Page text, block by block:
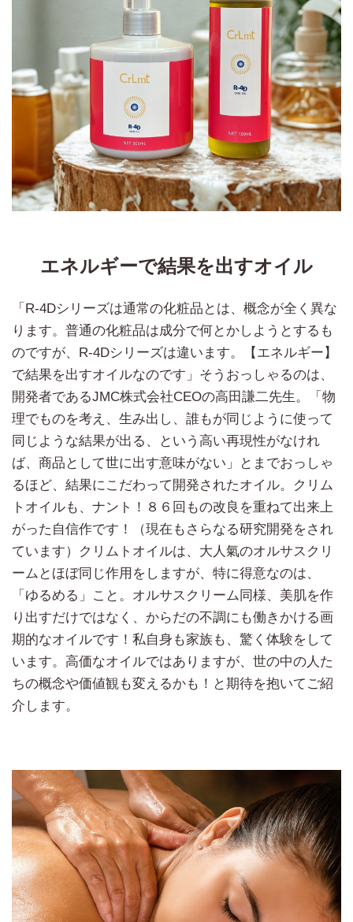
エネルギーで結果を出すオイル
「R-4Dシリーズは通常の化粧品とは、概念が全く異な
ります。普通の化粧品は成分で何とかしようとするも
のですが、R-4Dシリーズは違います。【エネルギー】
で結果を出すオイルなのです」そうおっしゃるのは、
開発者であるJMC株式会社CEOの高田謙二先生。「物
理でものを考え、生み出し、誰もが同じように使って
同じような結果が出る、という高い再現性がなけれ
ば、商品として世に出す意味がない」とまでおっしゃ
るほど、結果にこだわって開発されたオイル。クリム
トオイルも、ナント！８６回もの改良を重ねて出来上
がった自信作です！（現在もさらなる研究開発をされ
ています）クリムトオイルは、大人氣のオルサスクリ
ームとほぼ同じ作用をしますが、特に得意なのは、
「ゆるめる」こと。オルサスクリーム同様、美肌を作
り出すだけではなく、からだの不調にも働きかける画
期的なオイルです！私自身も家族も、驚く体験をして
います。高価なオイルではありますが、世の中の人た
ちの概念や価値観も変えるかも！と期待を抱いてご紹
介します。